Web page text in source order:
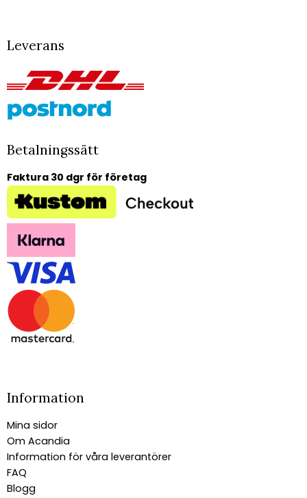
Leverans
Betalningssätt
Faktura 30 dgr för företag
Information
Mina sidor
Om Acandia
Information för våra leverantörer
FAQ
Blogg